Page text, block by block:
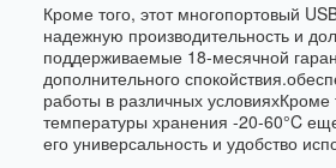
Кроме того, этот многопортовый
надежную производительность и
поддерживаемые 18-месячной
дополнительного
работы в различных условияхКроме
температуры хранения -20-60°C
его универсальность и удобство